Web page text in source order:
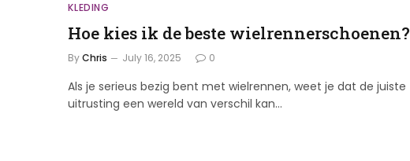
KLEDING
Hoe kies ik de beste wielrennerschoenen?
By Chris July 16, 2025 0
Als je serieus bezig bent met wielrennen, weet je dat de juiste
uitrusting een wereld van verschil kan…